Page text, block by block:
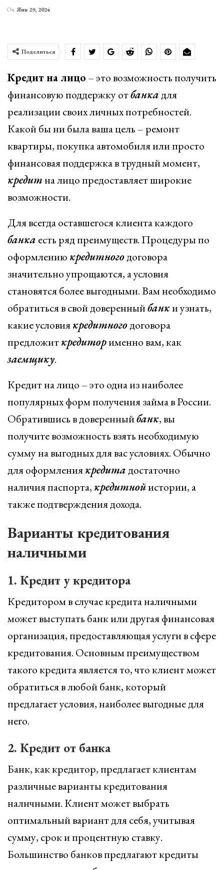
On Янв 29, 2024
Поделиться
Кредит на лицо – это возможность получить
финансовую поддержку отбанкадля
реализации своих личных потребностей.
Какой бы ни была ваша цель – ремонт
квартиры, покупка автомобиля или просто
финансовая поддержка в трудный момент,
кредитна лицо предоставляет широкие
возможности.
Для всегда оставшегося клиента каждого
банка есть ряд преимуществ. Процедуры по
оформлению кредитногодоговора
значительно упрощаются, а условия
становятся более выгодными. Вам необходимо
обратиться в свой доверенныйбанки узнать,
какие условиякредитногодоговора
предложиткредиторименно вам, как
заемщику.
Кредит на лицо – это одна из наиболее
популярных форм получения займа в России.
Обратившись в доверенныйбанк, вы
получите возможность взять необходимую
сумму на выгодных для вас условиях. Обычно
для оформлениякредитадостаточно
наличия паспорта, кредитнойистории, а
также подтверждения дохода.
Варианты кредитования
наличными
1. Кредит у кредитора
Кредитором в случае кредита наличными
может выступать банк или другая финансовая
организация, предоставляющая услуги в сфере
кредитования. Основным преимуществом
такого кредита является то, что клиент может
обратиться в любой банк, который
предлагает условия, наиболее выгодные для
него.
2. Кредит от банка
Банк, как кредитор, предлагает клиентам
различные варианты кредитования
наличными. Клиент может выбрать
оптимальный вариант для себя, учитывая
сумму, срок и процентную ставку.
Большинство банков предлагают кредиты